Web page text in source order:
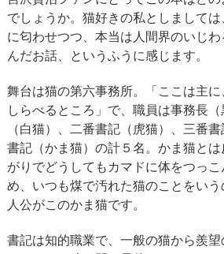
でしょうか。猫好きの私としまして
に匂わせつつ、本当は人間界のいじ
んだお話、というふうに感じます。
舞台は猫の第六事務所。「ここは主
しらべるところ」で、職員は事務長
（白猫）、二番書記（虎猫）、三番
書記（かま猫）の計５名。かま猫と
がりでどうしてもカマドに体をつっ
め、いつも煤で汚れた猫のことをい
人公がこのかま猫です。
書記は知的職業で、一般の猫から羨望